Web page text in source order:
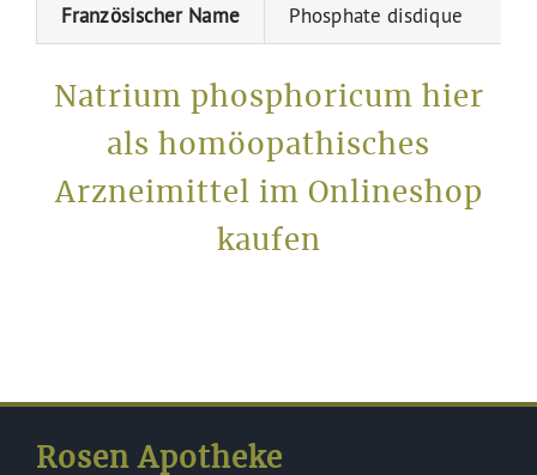
Französischer Name Phosphate disdique
Natrium phosphoricum hier
als homöopathisches
Arzneimittel im Onlineshop
kaufen
Rosen Apotheke